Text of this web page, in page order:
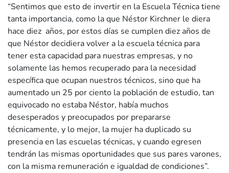
“Sentimos que esto de invertir en la Escuela Técnica tiene
tanta importancia, como la que Néstor Kirchner le diera
hace diez años, por estos días se cumplen diez años de
que Néstor decidiera volver a la escuela técnica para
tener esta capacidad para nuestras empresas, y no
solamente las hemos recuperado para la necesidad
específica que ocupan nuestros técnicos, sino que ha
aumentado un 25 por ciento la población de estudio, tan
equivocado no estaba Néstor, había muchos
desesperados y preocupados por prepararse
técnicamente, y lo mejor, la mujer ha duplicado su
presencia en las escuelas técnicas, y cuando egresen
tendrán las mismas oportunidades que sus pares varones,
con la misma remuneración e igualdad de condiciones”.